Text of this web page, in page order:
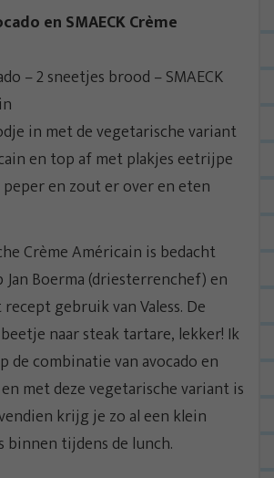
en SMAECK Crème
– 2 sneetjes brood – SMAECK
in met de vegetarische variant
en top af met plakjes eetrijpe
peper en zout er over en eten
Crème Américain is bedacht
Jan Boerma (driesterrenchef) en
gebruik van Valess. De
naar steak tartare, lekker! Ik
de combinatie van avocado en
met deze vegetarische variant is
krijg je zo al een klein
binnen tijdens de lunch.